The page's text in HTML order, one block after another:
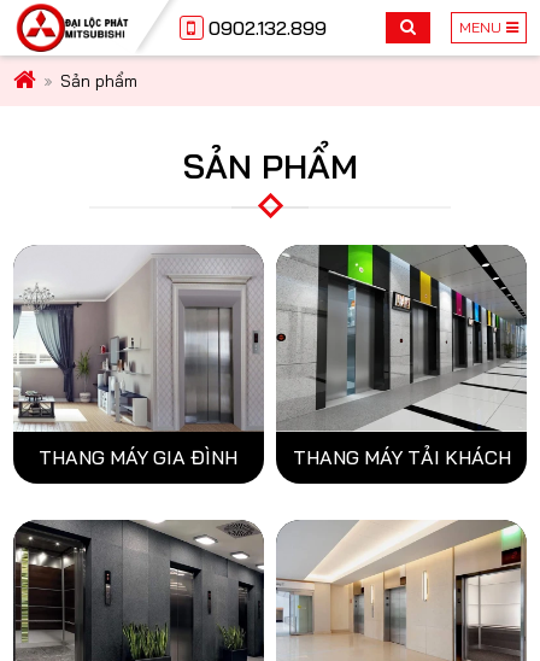
0902.132.899 MENU
Sản phẩm
SẢN PHẨM
THANG MÁY GIA ĐÌNH THANG MÁY TẢI KHÁCH